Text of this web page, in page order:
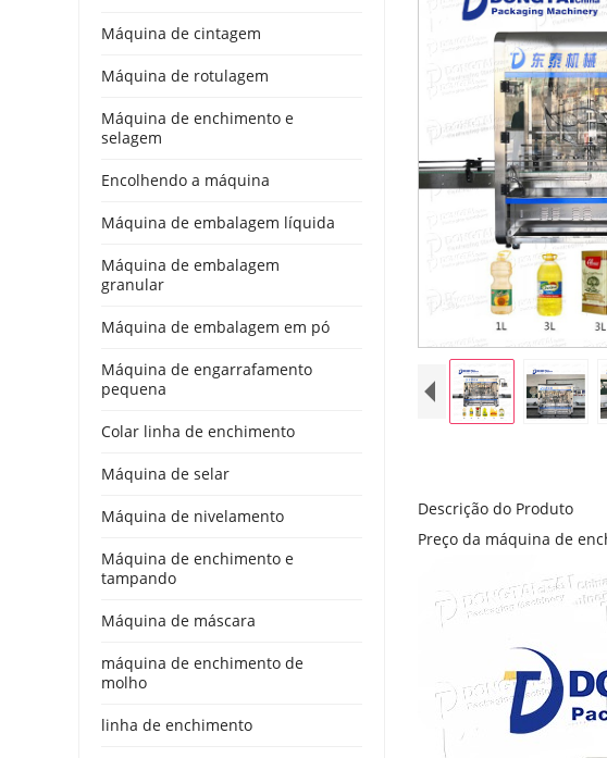
Descrição do Produto
Preço da máquina de
Máquina de cintagem
Máquina de rotulagem
Máquina de enchimento e
selagem
Encolhendo a máquina
Máquina de embalagem líquida
Máquina de embalagem
granular
Máquina de embalagem em pó
Máquina de engarrafamento
pequena
Colar linha de enchimento
Máquina de selar
Máquina de nivelamento
Máquina de enchimento e
tampando
Máquina de máscara
máquina de enchimento de
molho
linha de enchimento